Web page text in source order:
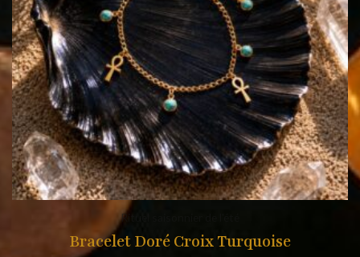
Rituel saisonnier de l'été
Bracelet Doré Croix Turquoise